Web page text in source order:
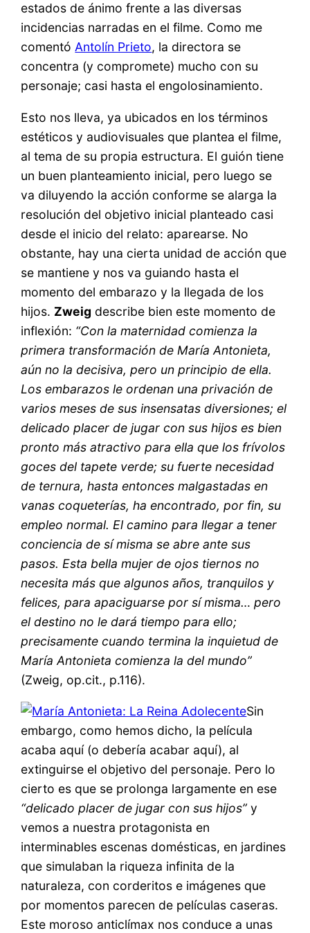
estados de ánimo frente a las diversas
incidencias narradas en el filme. Como me
comentó Antolín Prieto, la directora se
concentra (y compromete) mucho con su
personaje; casi hasta el engolosinamiento.
Esto nos lleva, ya ubicados en los términos
estéticos y audiovisuales que plantea el filme,
al tema de su propia estructura. El guión tiene
un buen planteamiento inicial, pero luego se
va diluyendo la acción conforme se alarga la
resolución del objetivo inicial planteado casi
desde el inicio del relato: aparearse. No
obstante, hay una cierta unidad de acción que
se mantiene y nos va guiando hasta el
momento del embarazo y la llegada de los
hijos. Zweig describe bien este momento de
inflexión: “Con la maternidad comienza la
primera transformación de María Antonieta,
aún no la decisiva, pero un principio de ella.
Los embarazos le ordenan una privación de
varios meses de sus insensatas diversiones; el
delicado placer de jugar con sus hijos es bien
pronto más atractivo para ella que los frívolos
goces del tapete verde; su fuerte necesidad
de ternura, hasta entonces malgastadas en
vanas coqueterías, ha encontrado, por fin, su
empleo normal. El camino para llegar a tener
conciencia de sí misma se abre ante sus
pasos. Esta bella mujer de ojos tiernos no
necesita más que algunos años, tranquilos y
felices, para apaciguarse por sí misma… pero
el destino no le dará tiempo para ello;
precisamente cuando termina la inquietud de
María Antonieta comienza la del mundo”
(Zweig, op.cit., p.116).
Sin
embargo, como hemos dicho, la película
acaba aquí (o debería acabar aquí), al
extinguirse el objetivo del personaje. Pero lo
cierto es que se prolonga largamente en ese
“delicado placer de jugar con sus hijos” y
vemos a nuestra protagonista en
interminables escenas domésticas, en jardines
que simulaban la riqueza infinita de la
naturaleza, con corderitos e imágenes que
por momentos parecen de películas caseras.
Este moroso anticlímax nos conduce a unas